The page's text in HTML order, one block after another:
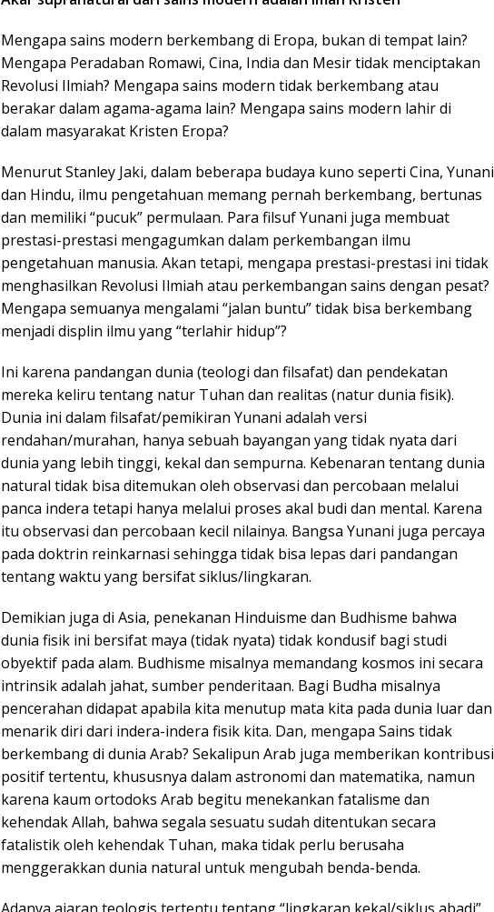
Mengapa sains modern berkembang di Eropa, bukan di tempat lain?
Mengapa Peradaban Romawi, Cina, India dan Mesir tidak menciptakan
Revolusi Ilmiah? Mengapa sains modern tidak berkembang atau
berakar dalam agama-agama lain? Mengapa sains modern lahir di
dalam masyarakat Kristen Eropa?
Menurut Stanley Jaki, dalam beberapa budaya kuno seperti Cina, Yunani
dan Hindu, ilmu pengetahuan memang pernah berkembang, bertunas
dan memiliki “pucuk” permulaan. Para filsuf Yunani juga membuat
prestasi-prestasi mengagumkan dalam perkembangan ilmu
pengetahuan manusia. Akan tetapi, mengapa prestasi-prestasi ini tidak
menghasilkan Revolusi Ilmiah atau perkembangan sains dengan pesat?
Mengapa semuanya mengalami “jalan buntu” tidak bisa berkembang
menjadi displin ilmu yang “terlahir hidup”?
Ini karena pandangan dunia (teologi dan filsafat) dan pendekatan
mereka keliru tentang natur Tuhan dan realitas (natur dunia fisik).
Dunia ini dalam filsafat/pemikiran Yunani adalah versi
rendahan/murahan, hanya sebuah bayangan yang tidak nyata dari
dunia yang lebih tinggi, kekal dan sempurna. Kebenaran tentang dunia
natural tidak bisa ditemukan oleh observasi dan percobaan melalui
panca indera tetapi hanya melalui proses akal budi dan mental. Karena
itu observasi dan percobaan kecil nilainya. Bangsa Yunani juga percaya
pada doktrin reinkarnasi sehingga tidak bisa lepas dari pandangan
tentang waktu yang bersifat siklus/lingkaran.
Demikian juga di Asia, penekanan Hinduisme dan Budhisme bahwa
dunia fisik ini bersifat maya (tidak nyata) tidak kondusif bagi studi
obyektif pada alam. Budhisme misalnya memandang kosmos ini secara
intrinsik adalah jahat, sumber penderitaan. Bagi Budha misalnya
pencerahan didapat apabila kita menutup mata kita pada dunia luar dan
menarik diri dari indera-indera fisik kita. Dan, mengapa Sains tidak
berkembang di dunia Arab? Sekalipun Arab juga memberikan kontribusi
positif tertentu, khususnya dalam astronomi dan matematika, namun
karena kaum ortodoks Arab begitu menekankan fatalisme dan
kehendak Allah, bahwa segala sesuatu sudah ditentukan secara
fatalistik oleh kehendak Tuhan, maka tidak perlu berusaha
menggerakkan dunia natural untuk mengubah benda-benda.